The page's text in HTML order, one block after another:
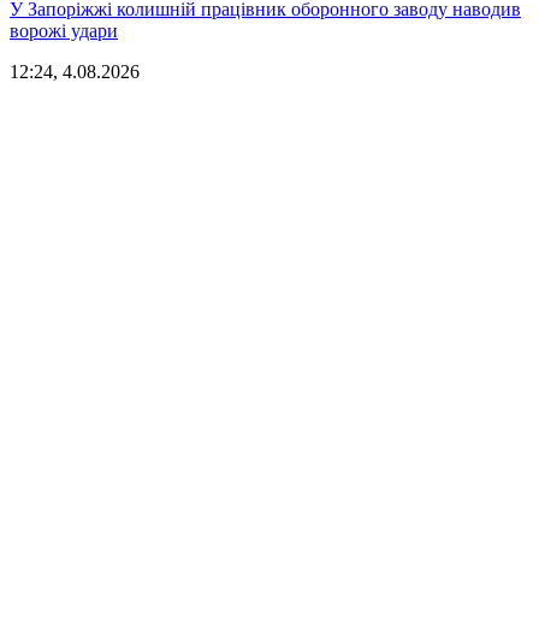
У Запоріжжі колишній працівник оборонного заводу наводив
ворожі удари
12:24, 4.08.2026